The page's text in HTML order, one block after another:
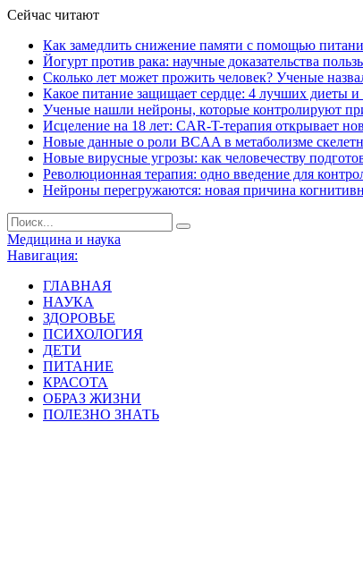
Сейчас читают
Как замедлить снижение памяти с помощью
Йогурт против рака: научные доказательства
Сколько лет может прожить человек? Ученые
Какое питание защищает сердце: 4 лучших диеты и
Ученые нашли нейроны, которые контролируют
Исцеление на 18 лет: CAR-T-терапия открывает
Новые данные о роли BCAA в метаболизме
Новые вирусные угрозы: как человечеству
Революционная терапия: одно введение для
Нейроны перегружаются: новая причина
Медицина и наука
Навигация:
ГЛАВНАЯ
НАУКА
ЗДОРОВЬЕ
ПСИХОЛОГИЯ
ДЕТИ
ПИТАНИЕ
КРАСОТА
ОБРАЗ ЖИЗНИ
ПОЛЕЗНО ЗНАТЬ